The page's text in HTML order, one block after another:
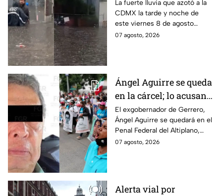
HOY viernes 7 de
agosto
La fuerte lluvia que azotó a la
CDMX la tarde y noche de
este viernes 8 de agosto
provocó inundaciones y otras
07 agosto, 2026
Ángel Aguirre se queda
en la cárcel; lo acusan
de destruir
información del caso
Ayotzinapa
El exgobernador de Gerrero,
Ángel Aguirre se quedará en el
Penal Federal del Altiplano,
luego de que fue detenido ayer
07 agosto, 2026
Alerta vial por